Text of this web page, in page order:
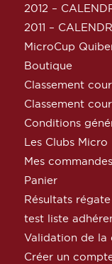
2012 –
2011 –
MicroCup
Boutique
Classement
Classement
Conditions
Les Clubs Micro
Mes commandes
Panier
Résultats régate
test liste
Validation de la
Créer un